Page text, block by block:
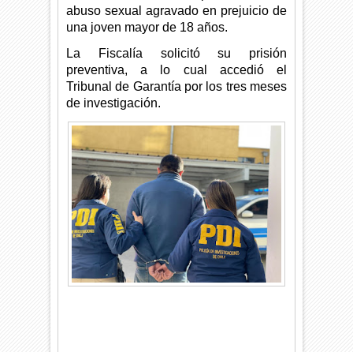
abuso sexual agravado en prejuicio de
una joven mayor de 18 años.
La Fiscalía solicitó su prisión
preventiva, a lo cual accedió el
Tribunal de Garantía por los tres meses
de investigación.